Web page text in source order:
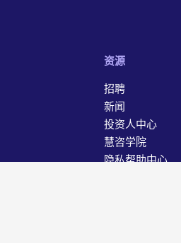
资源
招聘
新闻
投资人中心
慧咨学院
隐私帮助中心